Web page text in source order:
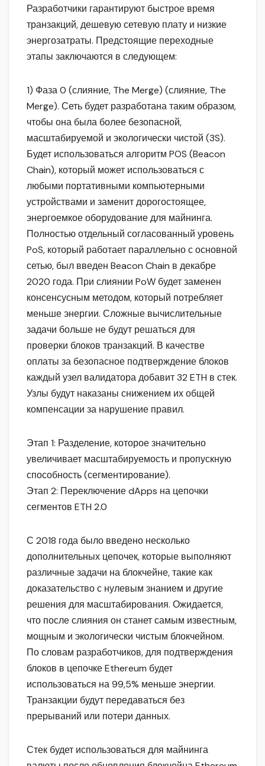
Разработчики гарантируют быстрое время
транзакций, дешевую сетевую плату и низкие
энергозатраты. Предстоящие переходные
этапы заключаются в следующем:
1) Фаза 0 (слияние, The Merge) (слияние, The
Merge). Сеть будет разработана таким образом,
чтобы она была более безопасной,
масштабируемой и экологически чистой (3S).
Будет использоваться алгоритм POS (Beacon
Chain), который может использоваться с
любыми портативными компьютерными
устройствами и заменит дорогостоящее,
энергоемкое оборудование для майнинга.
Полностью отдельный согласованный уровень
PoS, который работает параллельно с основной
сетью, был введен Beacon Chain в декабре
2020 года. При слиянии PoW будет заменен
консенсусным методом, который потребляет
меньше энергии. Сложные вычислительные
задачи больше не будут решаться для
проверки блоков транзакций. В качестве
оплаты за безопасное подтверждение блоков
каждый узел валидатора добавит 32 ETH в стек.
Узлы будут наказаны снижением их общей
компенсации за нарушение правил.
Этап 1: Разделение, которое значительно
увеличивает масштабируемость и пропускную
способность (сегментирование).
Этап 2: Переключение dApps на цепочки
сегментов ETH 2.0
С 2018 года было введено несколько
дополнительных цепочек, которые выполняют
различные задачи на блокчейне, такие как
доказательство с нулевым знанием и другие
решения для масштабирования. Ожидается,
что после слияния он станет самым известным,
мощным и экологически чистым блокчейном.
По словам разработчиков, для подтверждения
блоков в цепочке Ethereum будет
использоваться на 99,5% меньше энергии.
Транзакции будут передаваться без
прерываний или потери данных.
Стек будет использоваться для майнинга